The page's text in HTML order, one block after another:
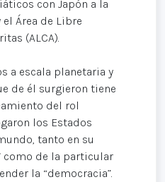
con Japón a la
el Área de Libre
(ALCA).
a escala planetaria y
de él surgieron tiene
del rol
los Estados
tanto en su
como de la particular
la “democracia”.